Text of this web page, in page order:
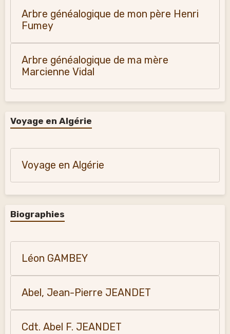
Arbre généalogique de mon père Henri
Fumey
Arbre généalogique de ma mère
Marcienne Vidal
Voyage en Algérie
Voyage en Algérie
Biographies
Léon GAMBEY
Abel, Jean-Pierre JEANDET
Cdt. Abel F. JEANDET